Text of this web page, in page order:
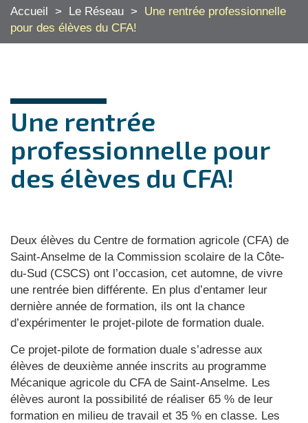
Accueil > Le Réseau >
Une rentrée professionnelle
pour des élèves du CFA!
Une rentrée
professionnelle pour
des élèves du CFA!
Deux élèves du Centre de formation agricole (CFA) de
Saint-Anselme de la Commission scolaire de la Côte-
du-Sud (CSCS) ont l’occasion, cet automne, de vivre
une rentrée bien différente. En plus d’entamer leur
dernière année de formation, ils ont la chance
d’expérimenter le projet-pilote de formation duale.
Ce projet-pilote de formation duale s’adresse aux
élèves de deuxième année inscrits au programme
Mécanique agricole du CFA de Saint-Anselme. Les
élèves auront la possibilité de réaliser 65 % de leur
formation en milieu de travail et 35 % en classe. Les